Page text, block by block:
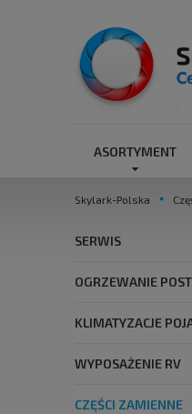
ASORTYMENT
Skylark-Polska
SERWIS
OGRZEWANIE
KLIMATYZACJE
WYPOSAŻENIE RV
CZĘŚCI ZAMIENNE